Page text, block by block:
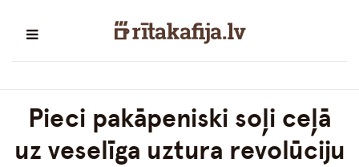
Pieci pakāpeniski soļi ceļā
uz veselīga uztura revolūciju